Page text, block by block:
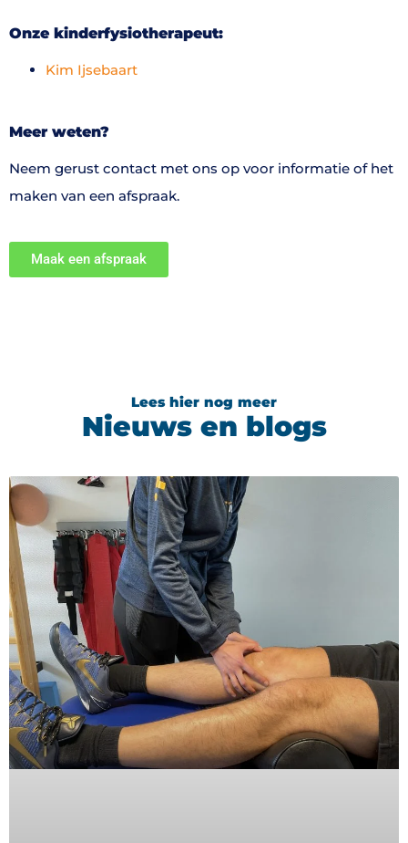
Onze kinderfysiotherapeut:
Kim Ijsebaart
Meer weten?
Neem gerust contact met ons op voor informatie of het
maken van een afspraak.
Maak een afspraak
Lees hier nog meer
Nieuws en blogs